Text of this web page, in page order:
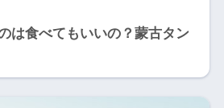
は食べてもいいの？蒙古タン